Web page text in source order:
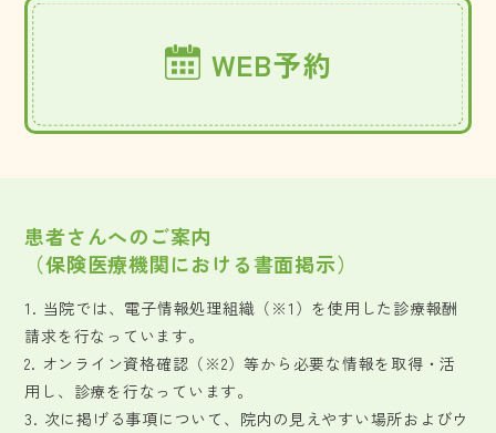
WEB予約
患者さんへのご案内
（保険医療機関における書面掲示）
1. 当院では、電子情報処理組織（※1）を使用した診療報酬
請求を行なっています。
2. オンライン資格確認（※2）等から必要な情報を取得・活
用し、診療を行なっています。
3. 次に掲げる事項について、院内の見えやすい場所およびウ